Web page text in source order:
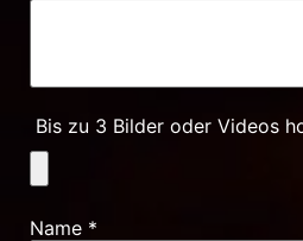
Bis zu 3 Bilder oder Videos
Name *